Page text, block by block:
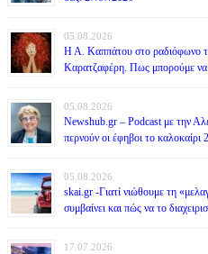
05.08.2026
Η Α. Καππάτου στο ραδιόφωνο
Καρατζαφέρη. Πως μπορούμε να
05.08.2026
Newshub.gr – Podcast με την
περνούν οι έφηβοι το καλοκαίρι
05.08.2026
skai.gr -Γιατί νιώθουμε τη
συμβαίνει και πώς να το
17.07.2026